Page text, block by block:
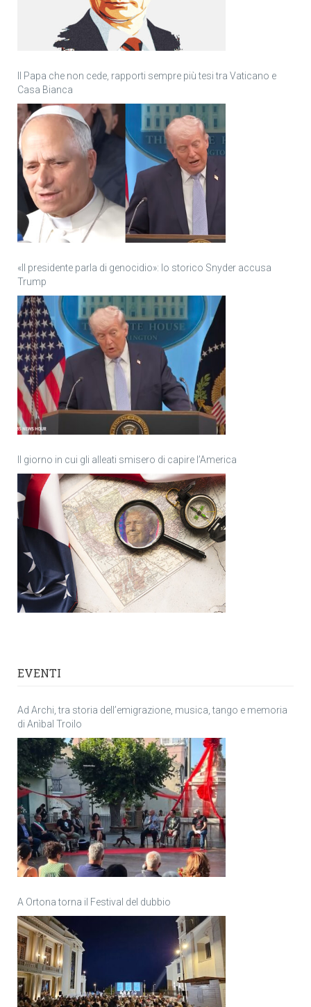
Il Papa che non cede, rapporti sempre più tesi tra Vaticano e
Casa Bianca
«Il presidente parla di genocidio»: lo storico Snyder accusa
Trump
Il giorno in cui gli alleati smisero di capire l’America
EVENTI
Ad Archi, tra storia dell’emigrazione, musica, tango e memoria
di Anìbal Troilo
A Ortona torna il Festival del dubbio